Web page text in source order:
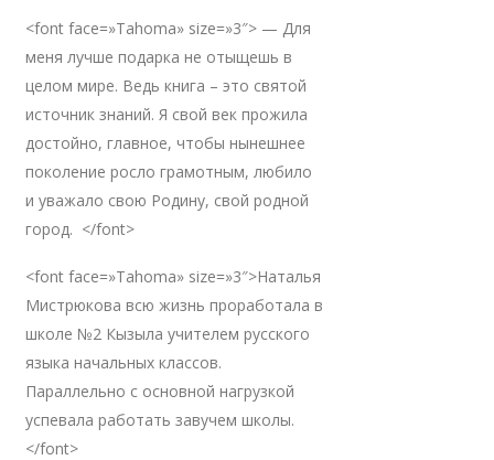
<font face=»Tahoma» size=»3″> — Для
меня лучше подарка не отыщешь в
целом мире. Ведь книга – это святой
источник знаний. Я свой век прожила
достойно, главное, чтобы нынешнее
поколение росло грамотным, любило
и уважало свою Родину, свой родной
город. </font>
<font face=»Tahoma» size=»3″>Наталья
Мистрюкова всю жизнь проработала в
школе №2 Кызыла учителем русского
языка начальных классов.
Параллельно с основной нагрузкой
успевала работать завучем школы.
</font>